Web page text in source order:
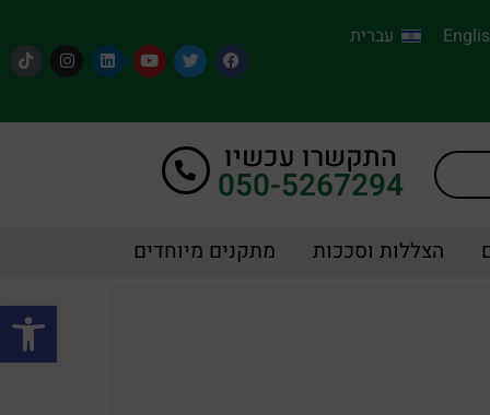
פתח
עברית
התקשרו עכשיו
050-5267294
הצללות וסככות מתקנים מיוחדים